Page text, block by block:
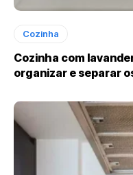
Cozinha
Cozinha com
organizar e separar